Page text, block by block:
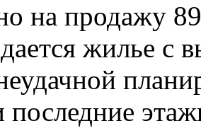
на продажу
жилье с
последние